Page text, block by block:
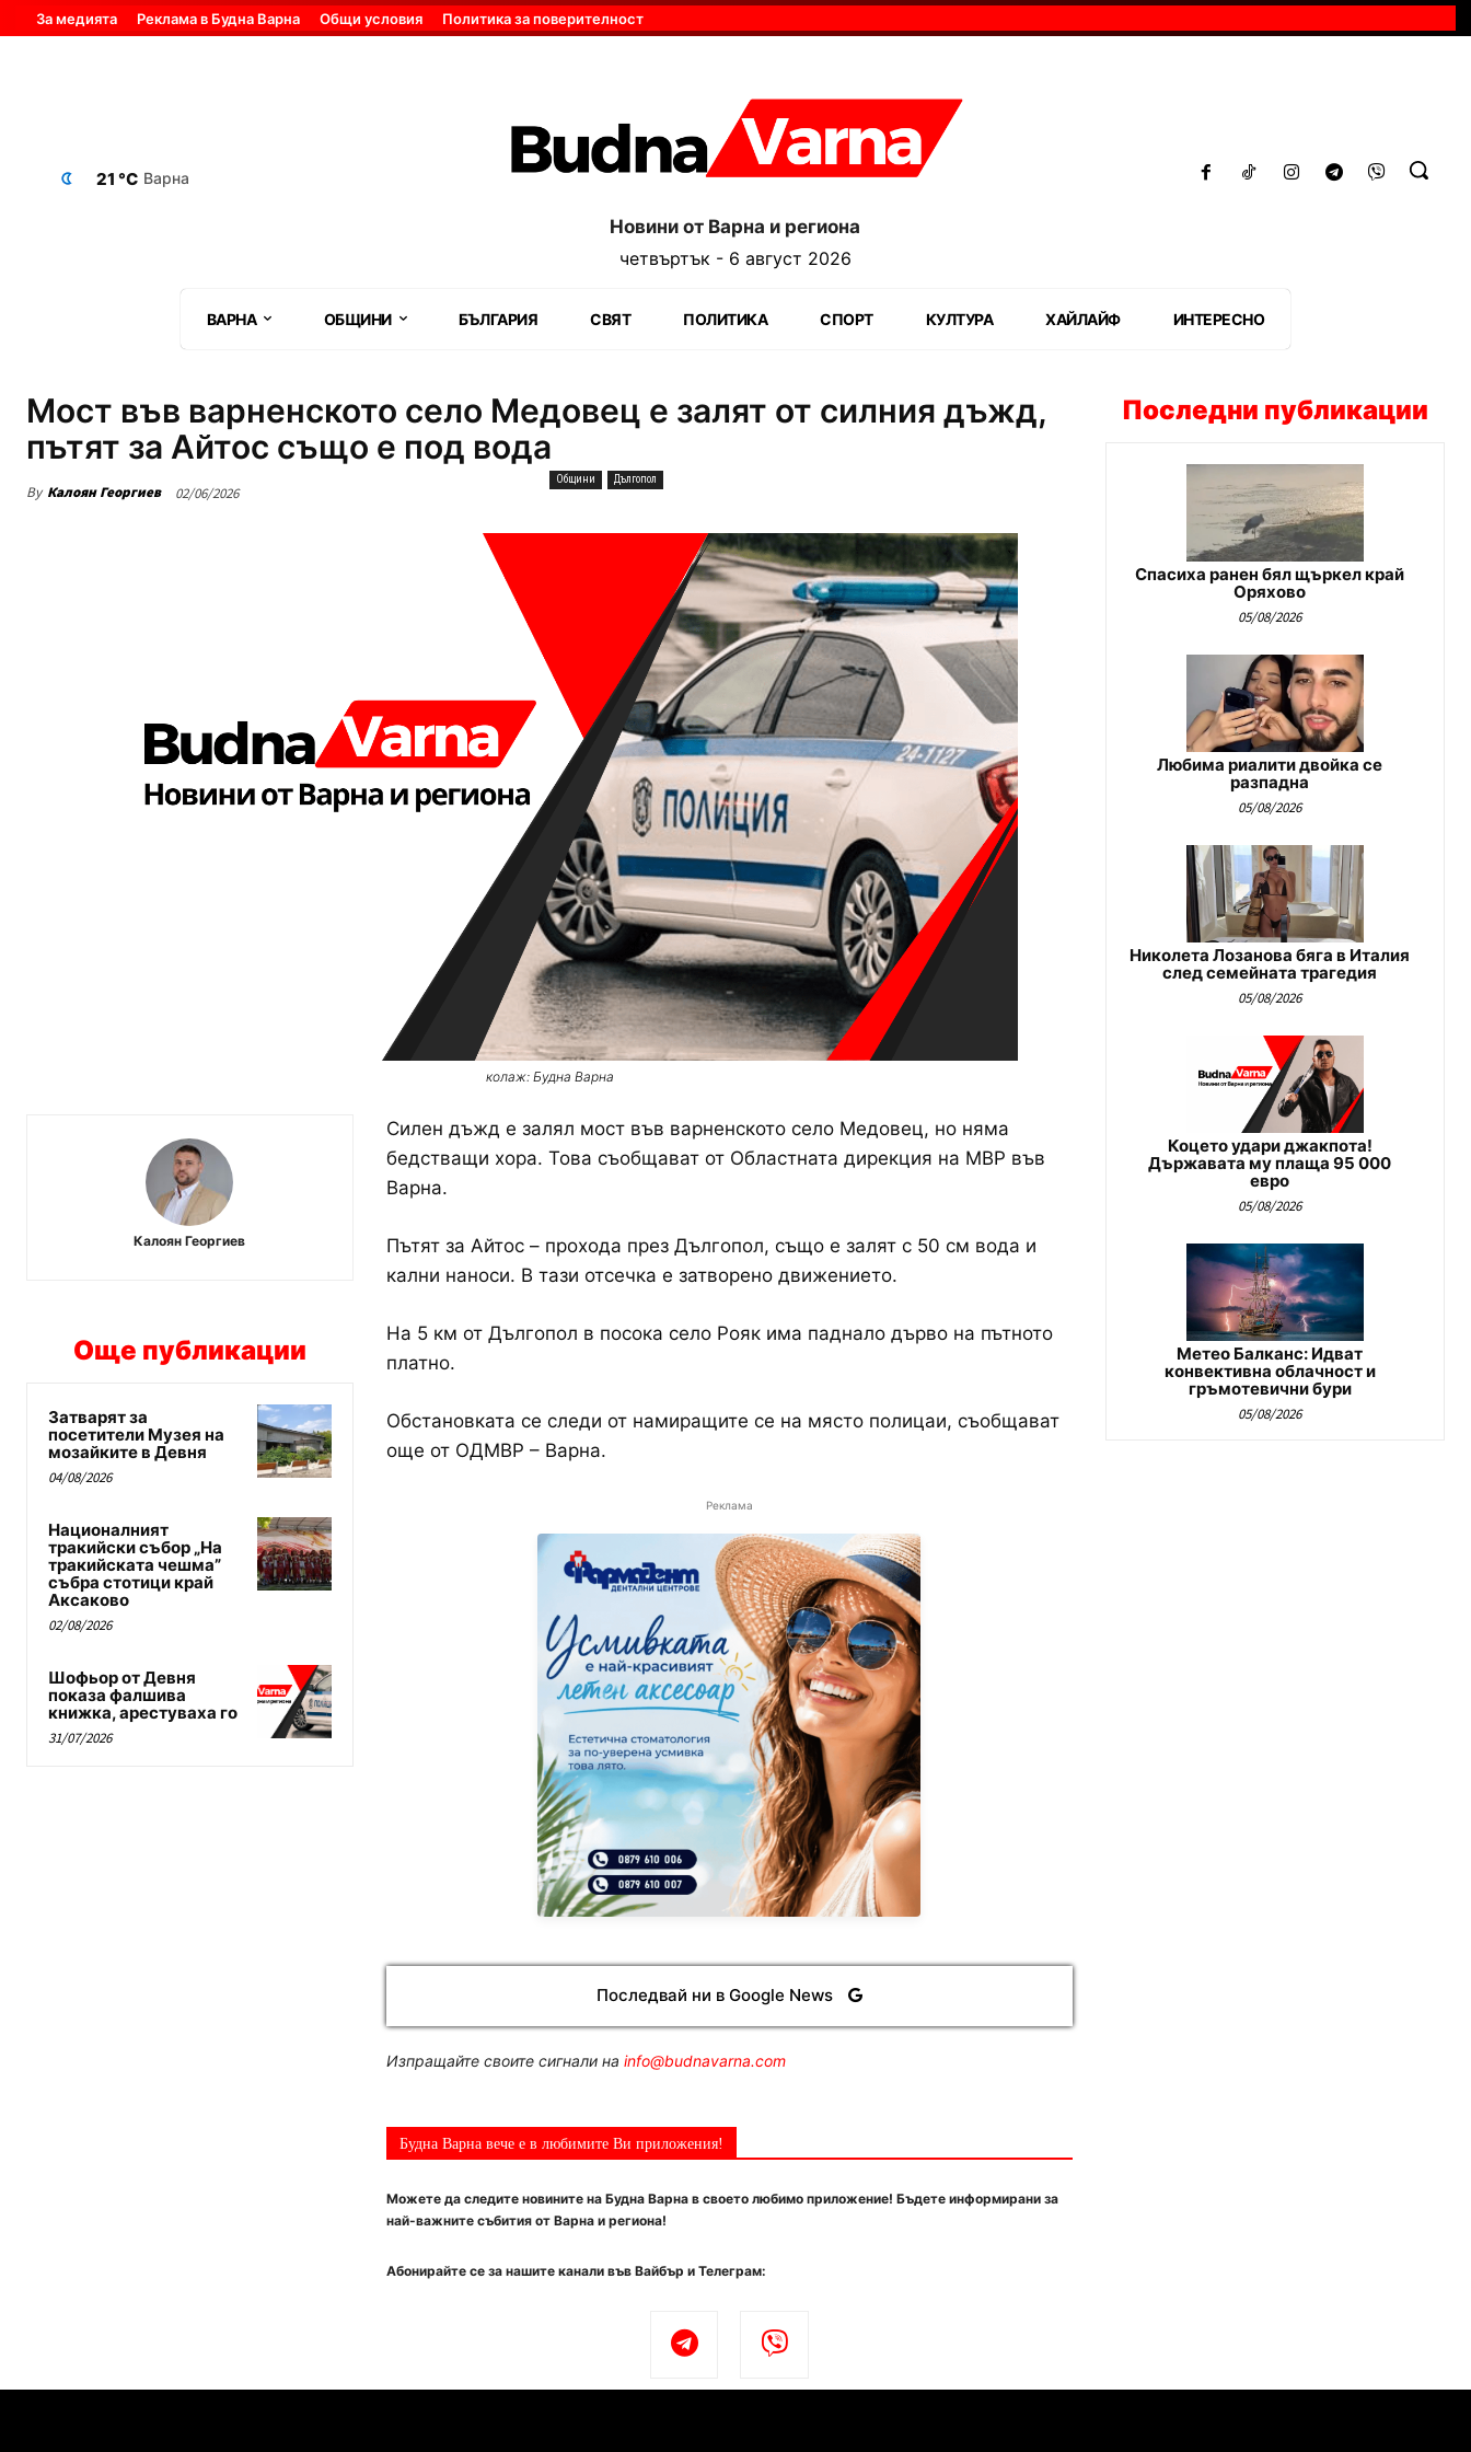
За медията Реклама в Будна Варна Общи условия Политика за поверителност
21 °C Варна
Новини от Варна и региона
четвъртък - 6 август 2026
ВАРНА ОБЩИНИ БЪЛГАРИЯ СВЯТ ПОЛИТИКА СПОРТ КУЛТУРА ХАЙЛАЙФ ИНТЕРЕСНО
Мост във варненското село Медовец е залят от силния дъжд,
пътят за Айтос също е под вода
By Калоян Георгиев 02/06/2026
Общини Дългопол
колаж: Будна Варна
Калоян Георгиев
Още публикации
Затварят за
посетители Музея на
мозайките в Девня
04/08/2026
Националният
тракийски събор „На
тракийската чешма”
събра стотици край
Аксаково
02/08/2026
Шофьор от Девня
показа фалшива
книжка, арестуваха го
31/07/2026
Силен дъжд е залял мост във варненското село Медовец, но няма
бедстващи хора. Това съобщават от Областната дирекция на МВР във
Варна.
Пътят за Айтос – прохода през Дългопол, също е залят с 50 см вода и
кални наноси. В тази отсечка е затворено движението.
На 5 км от Дългопол в посока село Рояк има паднало дърво на пътното
платно.
Обстановката се следи от намиращите се на място полицаи, съобщават
още от ОДМВР – Варна.
Реклама
Последвай ни в Google News
Изпращайте своите сигнали на info@budnavarna.com
Будна Варна вече е в любимите Ви приложения!
Можете да следите новините на Будна Варна в своето любимо приложение! Бъдете информирани за
най-важните събития от Варна и региона!
Абонирайте се за нашите канали във Вайбър и Телеграм:
Последни публикации
Спасиха ранен бял щъркел край
Оряхово
05/08/2026
Любима риалити двойка се
разпадна
05/08/2026
Николета Лозанова бяга в Италия
след семейната трагедия
05/08/2026
Коцето удари джакпота!
Държавата му плаща 95 000
евро
05/08/2026
Метео Балканс: Идват
конвективна облачност и
гръмотевични бури
05/08/2026